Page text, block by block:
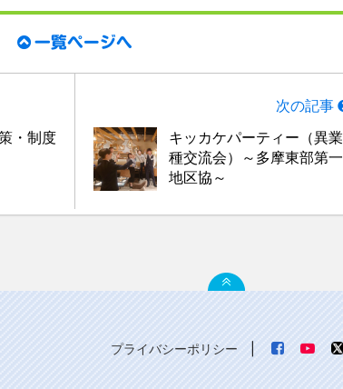
一覧ページへ
・制度
次の記事
キッカケパーティー（異業
種交流会）～多摩東部第一
地区協～
プライバシーポリシー